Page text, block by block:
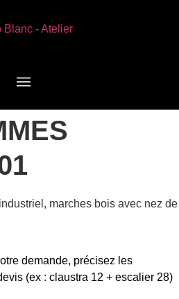
marches bois avec nez de
demande, précisez les
(ex : claustra 12 + escalier 28)